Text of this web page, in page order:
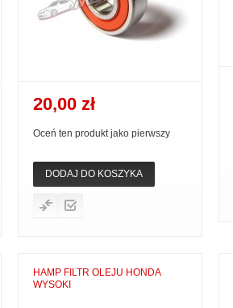
20,00 zł
Oceń ten produkt jako pierwszy
DODAJ DO KOSZYKA
HAMP FILTR OLEJU HONDA
WYSOKI